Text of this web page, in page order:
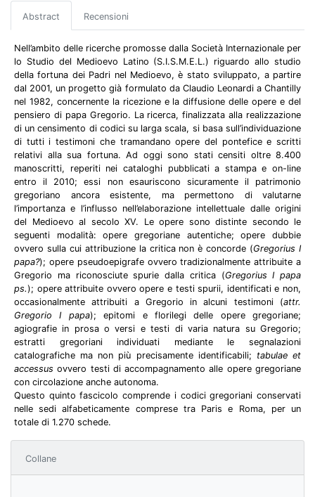
Abstract Recensioni
Nell’ambito delle ricerche promosse dalla Società Internazionale per
lo Studio del Medioevo Latino (S.I.S.M.E.L.) riguardo allo studio
della fortuna dei Padri nel Medioevo, è stato sviluppato, a partire
dal 2001, un progetto già formulato da Claudio Leonardi a Chantilly
nel 1982, concernente la ricezione e la diffusione delle opere e del
pensiero di papa Gregorio. La ricerca, finalizzata alla realizzazione
di un censimento di codici su larga scala, si basa sull’individuazione
di tutti i testimoni che tramandano opere del pontefice e scritti
relativi alla sua fortuna. Ad oggi sono stati censiti oltre 8.400
manoscritti, reperiti nei cataloghi pubblicati a stampa e on-line
entro il 2010; essi non esauriscono sicuramente il patrimonio
gregoriano ancora esistente, ma permettono di valutarne
l’importanza e l’influsso nell’elaborazione intellettuale dalle origini
del Medioevo al secolo XV. Le opere sono distinte secondo le
seguenti modalità: opere gregoriane autentiche; opere dubbie
ovvero sulla cui attribuzione la critica non è concorde (Gregorius I
papa?); opere pseudoepigrafe ovvero tradizionalmente attribuite a
Gregorio ma riconosciute spurie dalla critica (Gregorius I papa
ps.); opere attribuite ovvero opere e testi spurii, identificati e non,
occasionalmente attribuiti a Gregorio in alcuni testimoni (attr.
Gregorio I papa); epitomi e florilegi delle opere gregoriane;
agiografie in prosa o versi e testi di varia natura su Gregorio;
estratti gregoriani individuati mediante le segnalazioni
catalografiche ma non più precisamente identificabili; tabulae et
accessus ovvero testi di accompagnamento alle opere gregoriane
con circolazione anche autonoma.
Questo quinto fascicolo comprende i codici gregoriani conservati
nelle sedi alfabeticamente comprese tra Paris e Roma, per un
totale di 1.270 schede.
Collane